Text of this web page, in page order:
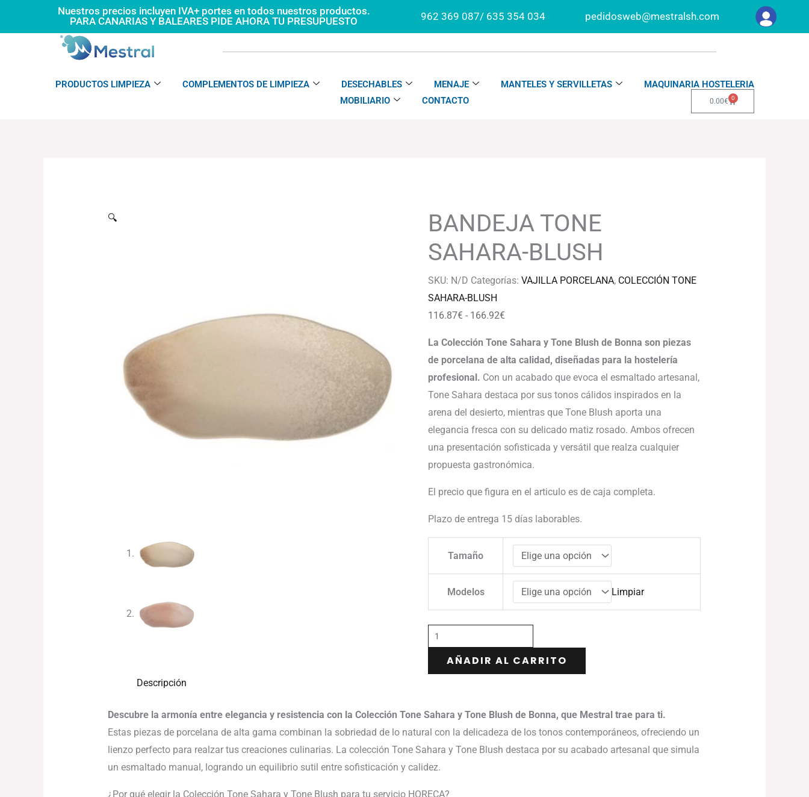
Nuestros precios incluyen IVA+ portes en todos nuestros productos.
PARA CANARIAS Y BALEARES PIDE AHORA TU PRESUPUESTO
962 369 087/ 635 354 034 pedidosweb@mestralsh.com
PRODUCTOS LIMPIEZA COMPLEMENTOS DE LIMPIEZA DESECHABLES MENAJE MANTELES Y SERVILLETAS
MAQUINARIA HOSTELERIA
MOBILIARIO
CONTACTO 0.00€ 0
Carrito
🔍
BANDEJA TONE
SAHARA-BLUSH
SKU: N/D Categorías:VAJILLA PORCELANA, COLECCIÓN TONE
SAHARA-BLUSH
116.87€ - 166.92€
desde
hasta
La Colección Tone Sahara y Tone Blush de Bonna son piezas
de porcelana de alta calidad, diseñadas para la hostelería
profesional. Con un acabado que evoca el esmaltado artesanal,
Tone Sahara destaca por sus tonos cálidos inspirados en la
arena del desierto, mientras que Tone Blush aporta una
elegancia fresca con su delicado matiz rosado. Ambos ofrecen
una presentación sofisticada y versátil que realza cualquier
propuesta gastronómica.
El precio que figura en el articulo es de caja completa.
Plazo de entrega 15 días laborables.
Tamaño
Modelos Limpiar
BLUSH
AÑADIR AL CARRITO
Descripción
Descubre la armonía entre elegancia y resistencia con la Colección Tone Sahara y Tone Blush de Bonna, que Mestral trae para ti.
Estas piezas de porcelana de alta gama combinan la sobriedad de lo natural con la delicadeza de los tonos contemporáneos, ofreciendo un
lienzo perfecto para realzar tus creaciones culinarias. La colección Tone Sahara y Tone Blush destaca por su acabado artesanal que simula
un esmaltado manual, logrando un equilibrio sutil entre sofisticación y calidez.
¿Por qué elegir la Colección Tone Sahara y Tone Blush para tu servicio HORECA?